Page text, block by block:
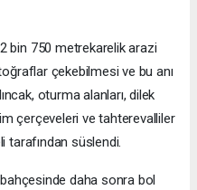
2 bin 750 metrekarelik arazi
çekebilmesi ve bu anı
oturma alanları, dilek
çerçeveleri ve tahterevalliler
tarafından süslendi.
daha sonra bol